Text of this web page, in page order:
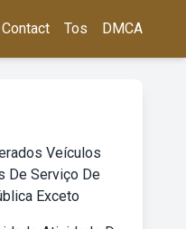
Contact Tos DMCA
Veículos
De Serviço De
Exceto